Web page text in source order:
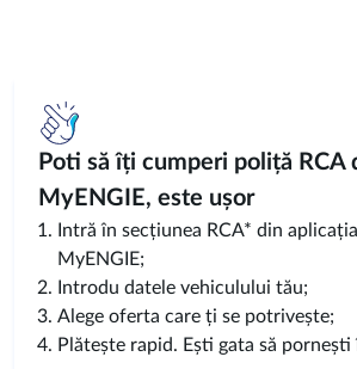
Poti să îți cumperi poliță RCA
MyENGIE, este ușor
Intră în secțiunea RCA* din
MyENGIE;
Introdu datele vehiculului tău;
Alege oferta care ți se potrivește;
Plătește rapid. Ești gata să